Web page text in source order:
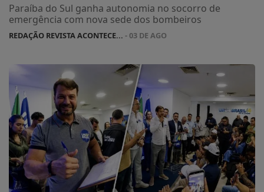
Paraíba do Sul ganha autonomia no socorro de
emergência com nova sede dos bombeiros
REDAÇÃO REVISTA ACONTECE... - 03 DE AGO